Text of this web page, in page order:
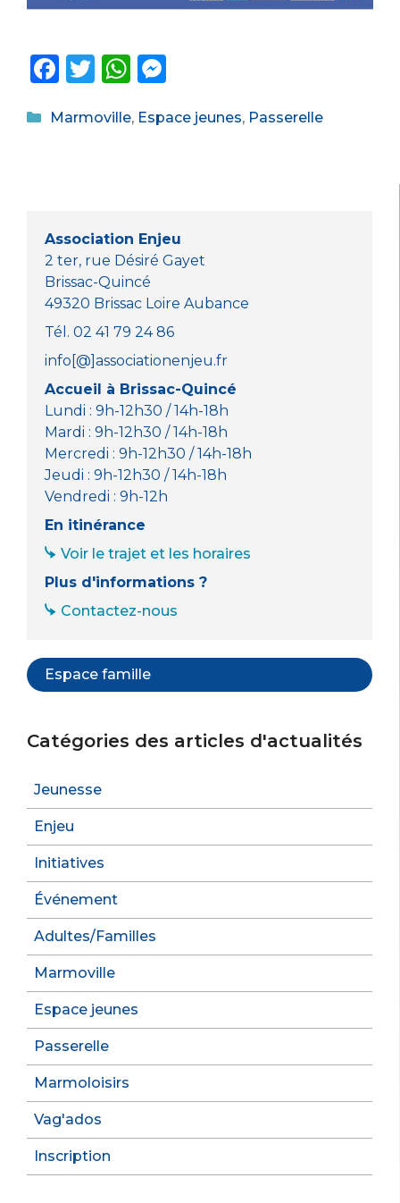
F
c
o
k
T
it
W
a
p
ss
er
Catégories
Marmoville, Espace jeunes, Passerelle
Association Enjeu
2 ter, rue Désiré Gayet
Brissac-Quincé
49320 Brissac Loire Aubance
Tél. 02 41 79 24 86
info[@]associationenjeu.fr
Accueil à Brissac-Quincé
Lundi : 9h-12h30 / 14h-18h
Mardi : 9h-12h30 / 14h-18h
Mercredi : 9h-12h30 / 14h-18h
Jeudi : 9h-12h30 / 14h-18h
Vendredi : 9h-12h
En itinérance
Voir le trajet et les horaires
Plus d'informations ?
Contactez-nous
Espace famille
Catégories des articles d'actualités
Jeunesse
Enjeu
Initiatives
Événement
Adultes/Familles
Marmoville
Espace jeunes
Passerelle
Marmoloisirs
Vag'ados
Inscription